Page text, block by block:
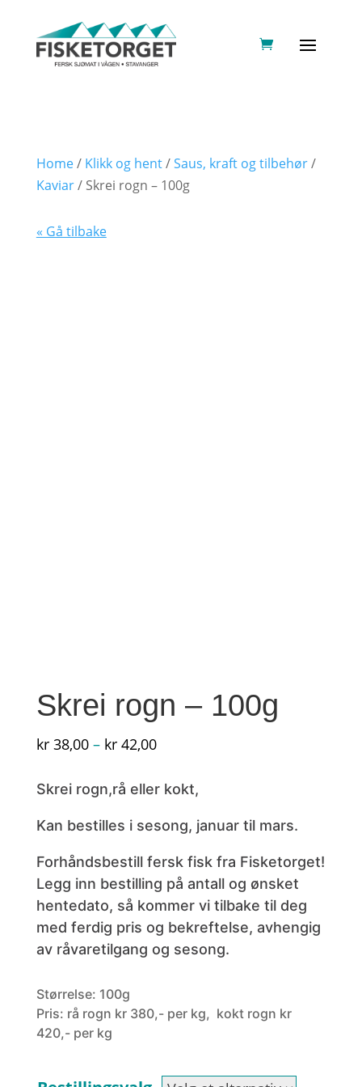
Home/ Klikk og hent/Saus, kraft og tilbehør/
Kaviar/ Skrei rogn – 100g
« Gå tilbake
Skrei rogn – 100g
kr38,00 – kr42,00Prisområde:
til
kr 42,00
Skrei rogn,rå eller kokt,
Kan bestilles i sesong, januar til mars.
Forhåndsbestill fersk fisk fra Fisketorget!
Legg inn bestilling på antall og ønsket
hentedato, så kommer vi tilbake til deg
med ferdig pris og bekreftelse, avhengig
av råvaretilgang og sesong.
Størrelse: 100g
Pris: rå rogn kr 380,- per kg, kokt rogn kr
420,- per kg